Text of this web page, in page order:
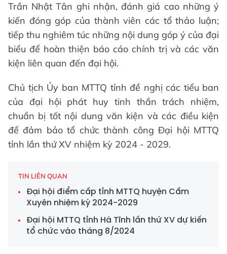
Trần Nhật Tân ghi nhận, đánh giá cao những ý
kiến đóng góp của thành viên các tổ thảo luận;
tiếp thu nghiêm túc những nội dung góp ý của đại
biểu để hoàn thiện báo cáo chính trị và các văn
kiện liên quan đến đại hội.
Chủ tịch Ủy ban MTTQ tỉnh đề nghị các tiểu ban
của đại hội phát huy tinh thần trách nhiệm,
chuẩn bị tốt nội dung văn kiện và các điều kiện
để đảm bảo tổ chức thành công Đại hội MTTQ
tỉnh lần thứ XV nhiệm kỳ 2024 - 2029.
TIN LIÊN QUAN
Đại hội điểm cấp tỉnh MTTQ huyện Cẩm
Xuyên nhiệm kỳ 2024-2029
Đại hội MTTQ tỉnh Hà Tĩnh lần thứ XV dự kiến
tổ chức vào tháng 8/2024